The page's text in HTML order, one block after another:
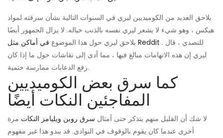
يلاحق العديد من الكوميديين ليري في السنوات التالية بشأن سرقته لمواد
هيكس ، وهو شيء لا يشعر ليري نفسه بالذنب حياله. لا يزال الجمهور أيضًا
يلاحق ليري حول هذا الموضوع في أماكن مثل Reddit . للتصدي ، قال
ليري إن هذه الاتهامات مبالغ فيها ، مما أدى إلى نقاشات حول ما إذا كان
رفع الدعابات ممارسة حتمية.
كما سرق بعض الكوميديين
المفاجئين النكات أيضًا
لا شك أن القليل منهم يتذكر حتى أمثال سرق روبن ويليامز النكات مرة
أخرى عندما كان يقوم بالوقوف في النوادي. قد يبدو هذا غير مفهوم